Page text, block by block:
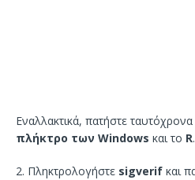
Εναλλακτικά, πατήστε
πλήκτρο των Windows και το R.
2. Πληκτρολογήστε sigverif και